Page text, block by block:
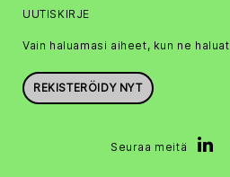
UUTISKIRJE
Vain haluamasi aiheet, kun ne haluat
REKISTERÖIDY NYT
Seuraa meitä